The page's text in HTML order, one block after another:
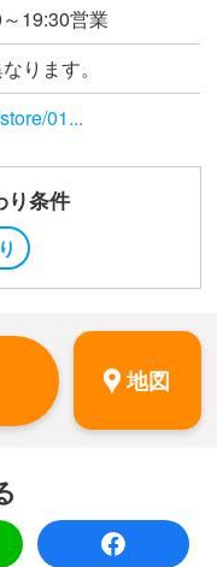
19:30営業
ります。
01...
り条件
地図